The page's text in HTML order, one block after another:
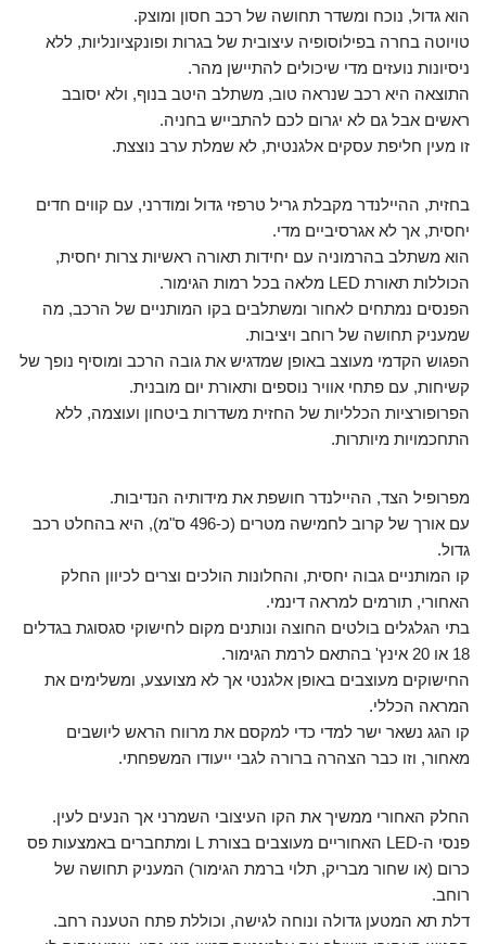
הוא גדול, נוכח ומשדר תחושה של רכב חסון ומוצק.
טויוטה בחרה בפילוסופיה עיצובית של בגרות ופונקציונליות, ללא
ניסיונות נועזים מדי שיכולים להתיישן מהר.
התוצאה היא רכב שנראה טוב, משתלב היטב בנוף, ולא יסובב
ראשים אבל גם לא יגרום לכם להתבייש בחניה.
זו מעין חליפת עסקים אלגנטית, לא שמלת ערב נוצצת.
בחזית, ההיילנדר מקבלת גריל טרפזי גדול ומודרני, עם קווים חדים
יחסית, אך לא אגרסיביים מדי.
הוא משתלב בהרמוניה עם יחידות תאורה ראשיות צרות יחסית,
הכוללות תאורת LED מלאה בכל רמות הגימור.
הפנסים נמתחים לאחור ומשתלבים בקו המותניים של הרכב, מה
שמעניק תחושה של רוחב ויציבות.
הפגוש הקדמי מעוצב באופן שמדגיש את גובה הרכב ומוסיף נופך של
קשיחות, עם פתחי אוויר נוספים ותאורת יום מובנית.
הפרופורציות הכלליות של החזית משדרות ביטחון ועוצמה, ללא
התחכמויות מיותרות.
מפרופיל הצד, ההיילנדר חושפת את מידותיה הנדיבות.
עם אורך של קרוב לחמישה מטרים (כ-496 ס"מ), היא בהחלט רכב
גדול.
קו המותניים גבוה יחסית, והחלונות הולכים וצרים לכיוון החלק
האחורי, תורמים למראה דינמי.
בתי הגלגלים בולטים החוצה ונותנים מקום לחישוקי סגסוגת בגדלים
18 או 20 אינץ' בהתאם לרמת הגימור.
החישוקים מעוצבים באופן אלגנטי אך לא מצועצע, ומשלימים את
המראה הכללי.
קו הגג נשאר ישר למדי כדי למקסם את מרווח הראש ליושבים
מאחור, וזו כבר הצהרה ברורה לגבי ייעודו המשפחתי.
החלק האחורי ממשיך את הקו העיצובי השמרני אך הנעים לעין.
פנסי ה-LED האחוריים מעוצבים בצורת L ומתחברים באמצעות פס
כרום (או שחור מבריק, תלוי ברמת הגימור) המעניק תחושה של
רוחב.
דלת תא המטען גדולה ונוחה לגישה, וכוללת פתח הטענה רחב.